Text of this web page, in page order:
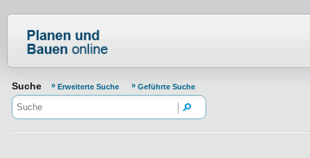
Suche Erweiterte Suche Geführte Suche